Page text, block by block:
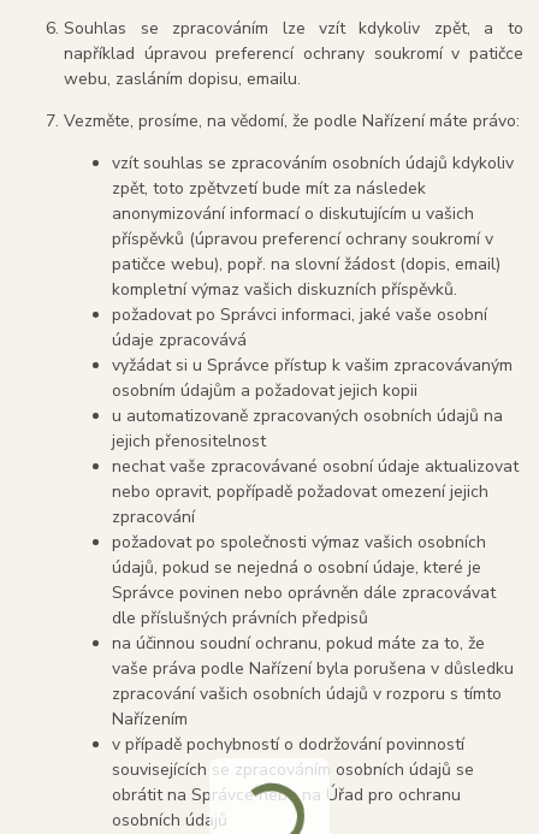
Souhlas se zpracováním lze vzít kdykoliv zpět, a to
například úpravou preferencí ochrany soukromí v patičce
webu, zasláním dopisu, emailu.
Vezměte, prosíme, na vědomí, že podle Nařízení máte právo:
vzít souhlas se zpracováním osobních údajů kdykoliv
zpět, toto zpětvzetí bude mít za následek
anonymizování informací o diskutujícím u vašich
příspěvků (úpravou preferencí ochrany soukromí v
patičce webu), popř. na slovní žádost (dopis, email)
kompletní výmaz vašich diskuzních příspěvků.
požadovat po Správci informaci, jaké vaše osobní
údaje zpracovává
vyžádat si u Správce přístup k vašim zpracovávaným
osobním údajům a požadovat jejich kopii
u automatizovaně zpracovaných osobních údajů na
jejich přenositelnost
nechat vaše zpracovávané osobní údaje aktualizovat
nebo opravit, popřípadě požadovat omezení jejich
zpracování
požadovat po společnosti výmaz vašich osobních
údajů, pokud se nejedná o osobní údaje, které je
Správce povinen nebo oprávněn dále zpracovávat
dle příslušných právních předpisů
na účinnou soudní ochranu, pokud máte za to, že
vaše práva podle Nařízení byla porušena v důsledku
zpracování vašich osobních údajů v rozporu s tímto
Nařízením
v případě pochybností o dodržování povinností
souvisejících se zpracováním osobních údajů se
obrátit na Správce nebo na Úřad pro ochranu
osobních údajů